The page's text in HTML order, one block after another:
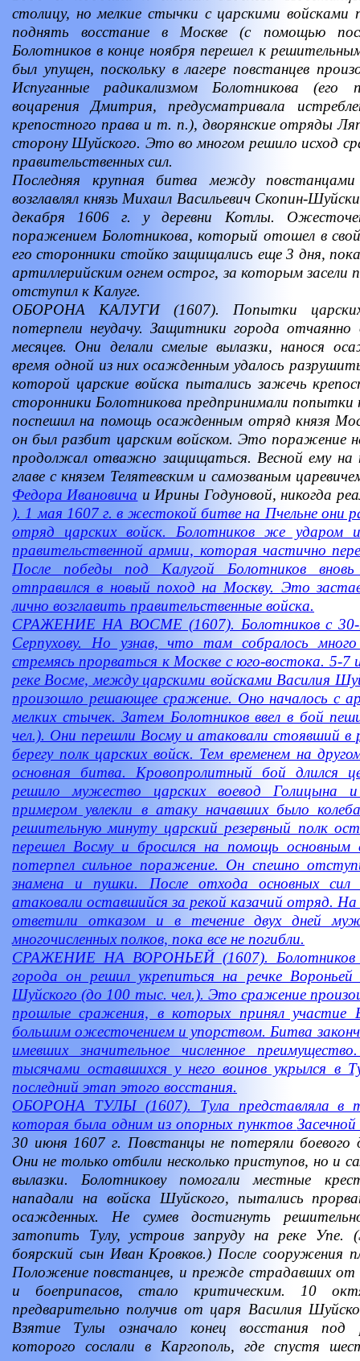
столицу, но мелкие стычки с царскими войсками
поднять восстание в Москве (с помощью
Болотников в конце ноября перешел к
был упущен, поскольку в лагере повстанцев
Испуганные радикализмом Болотникова (его
воцарения Дмитрия, предусматривала
крепостного права и т. п.), дворянские отряды
сторону Шуйского. Это во многом решило исход
правительственных сил.
Последняя крупная битва между
возглавлял князь Михаил Васильевич Скопин-
декабря 1606 г. у деревни Котлы.
поражением Болотникова, который отошел в
его сторонники стойко защищались еще 3 дня,
артиллерийским огнем острог, за которым засели
отступил к Калуге.
ОБОРОНА КАЛУГИ (1607). Попытки царских
потерпели неудачу. Защитники города отчаянно
месяцев. Они делали смелые вылазки, нанося
время одной из них осажденным удалось
которой царские войска пытались зажечь
сторонники Болотникова предпринимали попытки
поспешил на помощь осажденным отряд князя
он был разбит царским войском. Это поражение
продолжал отважно защищаться. Весной ему на
главе с князем Телятевским и самозваным
Федора Ивановича и Ирины Годуновой, никогда
). 1 мая 1607 г. в жестокой битве на Пчельне они
отряд царских войск. Болотников же ударом
правительственной армии, которая частично
После победы под Калугой Болотников
отправился в новый поход на Москву. Это
лично возглавить правительственные войска.
СРАЖЕНИЕ НА ВОСМЕ (1607). Болотников с 30-
Серпухову. Но узнав, что там собралось
стремясь прорваться к Москве с юго-востока. 5-
реке Восме, между царскими войсками Василия
произошло решающее сражение. Оно началось с
мелких стычек. Затем Болотников ввел в бой
чел.). Они перешли Восму и атаковали стоявший в
берегу полк царских войск. Тем временем на
основная битва. Кровопролитный бой длился
решило мужество царских воевод Голицына
примером увлекли в атаку начавших было
решительную минуту царский резервный полк
перешел Восму и бросился на помощь основным
потерпел сильное поражение. Он спешно
знамена и пушки. После отхода основных сил
атаковали оставшийся за рекой казачий отряд.
ответили отказом и в течение двух дней
многочисленных полков, пока все не погибли.
СРАЖЕНИЕ НА ВОРОНЬЕЙ (1607).
города он решил укрепиться на речке
Шуйского (до 100 тыс. чел.). Это сражение
прошлые сражения, в которых принял участие
большим ожесточением и упорством. Битва
имевших значительное численное
тысячами оставшихся у него воинов укрылся в
последний этап этого восстания.
ОБОРОНА ТУЛЫ (1607). Тула представляла в
которая была одним из опорных пунктов
30 июня 1607 г. Повстанцы не потеряли боевого
Они не только отбили несколько приступов, но и
вылазки. Болотникову помогали местные
нападали на войска Шуйского, пытались
осажденных. Не сумев достигнуть
затопить Тулу, устроив запруду на реке
боярский сын Иван Кровков.) После сооружения
Положение повстанцев, и прежде страдавших от
и боеприпасов, стало критическим. 10
предварительно получив от царя Василия
Взятие Тулы означало конец восстания под
которого сослали в Каргополь, где спустя